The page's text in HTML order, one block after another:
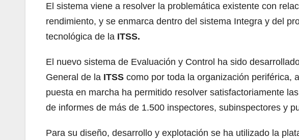
El sistema viene a resolver la problemática existente con
rendimiento, y se enmarca dentro del sistema Integra y del
tecnológica de la ITSS.
El nuevo sistema de Evaluación y Control ha sido
General de la ITSS como por toda la organización periférica,
puesta en marcha ha permitido resolver satisfactoriamente
de informes de más de 1.500 inspectores, subinspectores y
Para su diseño, desarrollo y explotación se ha utilizado la